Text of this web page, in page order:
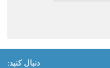
دنبال کنید: